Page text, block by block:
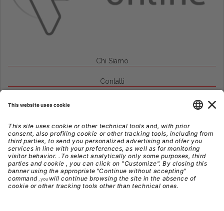
Chi Siamo
Contatti
Note Legali
Privacy
Gestione Cookie